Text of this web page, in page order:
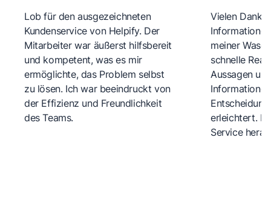
Lob für den ausgezeichneten
Kundenservice von Helpify. Der
Mitarbeiter war äußerst hilfsbereit
und kompetent, was es mir
ermöglichte, das Problem selbst
zu lösen. Ich war beeindruckt von
der Effizienz und Freundlichkeit
des Teams.
Vielen Dank
meiner
schnelle
Aussagen
erleichtert.
Service